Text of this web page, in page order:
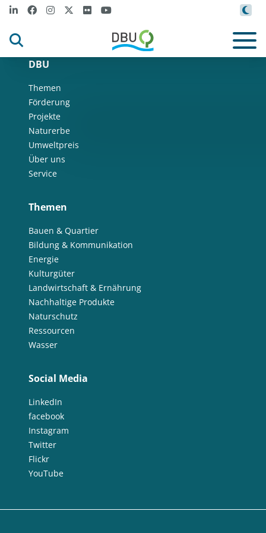
DBU
Themen
Förderung
Projekte
Naturerbe
Umweltpreis
Über uns
Service
Themen
Bauen & Quartier
Bildung & Kommunikation
Energie
Kulturgüter
Landwirtschaft & Ernährung
Nachhaltige Produkte
Naturschutz
Ressourcen
Wasser
Social Media
LinkedIn
facebook
Instagram
Twitter
Flickr
YouTube